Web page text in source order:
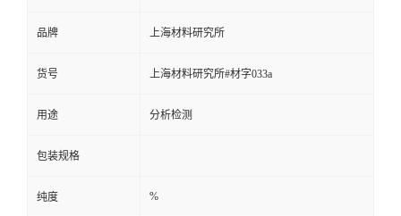
品牌 上海材料研究所
货号 上海材料研究所#材字033a
用途 分析检测
包装规格
纯度 %